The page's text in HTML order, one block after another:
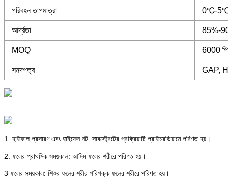
পরিবহন তাপমাত্রা 0℃-
আর্দ্রতা 85%-
MOQ 6000
সনদপত্র GAP,
1. হাইফাল প্রসারণ এবং হাইফেন নট: সাবস্ট্রেটের প্রক্রিয়াটি প্রাইমরডিয়ামে পরিণত হয়।
2. ফলের প্রাথমিক সময়কাল: আদিম ফলের শরীরে পরিণত হয়।
3 ফলের সময়কাল: শিশুর ফলের শরীর পরিপক্ক ফলের শরীরে পরিণত হয়।